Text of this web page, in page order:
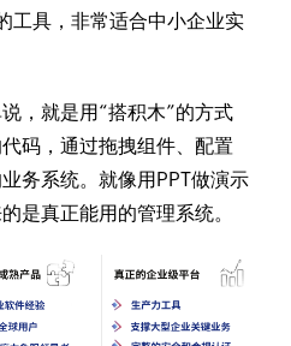
工具，非常适合中小企业实
，就是用“搭积木”的方式
码，通过拖拽组件、配置
务系统。就像用PPT做演示
是真正能用的管理系统。